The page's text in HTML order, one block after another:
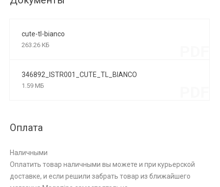
cute-tl-bianco
263.26 КБ
346892_ISTR001_CUTE_TL_BIANCO
1.59 МБ
Оплата
Наличными
Оплатить товар наличными вы можете и при курьерской
доставке, и если решили забрать товар из ближайшего